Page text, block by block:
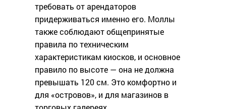
требовать от арендаторов
придерживаться именно его. Моллы
также соблюдают общепринятые
правила по техническим
характеристикам киосков, и основное
правило по высоте — она не должна
превышать 120 см. Это комфортно и
для «островов», и для магазинов в